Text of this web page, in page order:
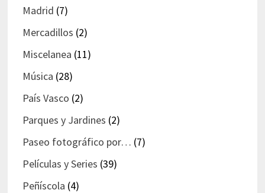
Madrid (7)
Mercadillos (2)
Miscelanea (11)
Música (28)
País Vasco (2)
Parques y Jardines (2)
Paseo fotográfico por… (7)
Películas y Series (39)
Peñíscola (4)